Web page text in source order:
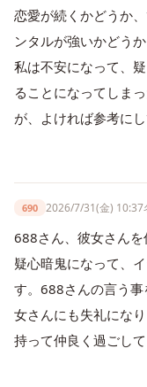
恋愛が続くかどうか
ンタルが強いかどう
私は不安になって、
ることになってしま
が、よければ参考にし
690 2026/7/31(金) 10:37
688さん、彼女さんを
疑心暗鬼になって、
す。688さんの言う
女さんにも失礼にな
持って仲良く過ごし